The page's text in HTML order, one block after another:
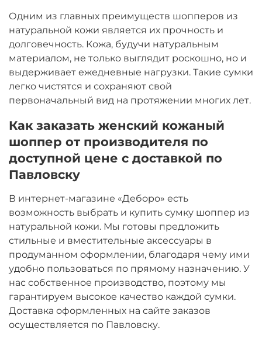
Одним из главных преимуществ шопперов из
натуральной кожи является их прочность и
долговечность. Кожа, будучи натуральным
материалом, не только выглядит роскошно, но и
выдерживает ежедневные нагрузки. Такие сумки
легко чистятся и сохраняют свой
первоначальный вид на протяжении многих лет.
Как заказать женский кожаный
шоппер от производителя по
доступной цене с доставкой по
Павловску
В интернет-магазине «Деборо» есть
возможность выбрать и купить сумку шоппер из
натуральной кожи. Мы готовы предложить
стильные и вместительные аксессуары в
продуманном оформлении, благодаря чему ими
удобно пользоваться по прямому назначению. У
нас собственное производство, поэтому мы
гарантируем высокое качество каждой сумки.
Доставка оформленных на сайте заказов
осуществляется по Павловску.